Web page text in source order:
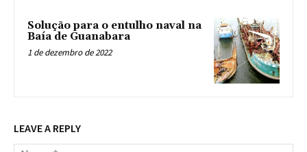
Solução para o entulho naval na
Baía de Guanabara
1 de dezembro de 2022
LEAVE A REPLY